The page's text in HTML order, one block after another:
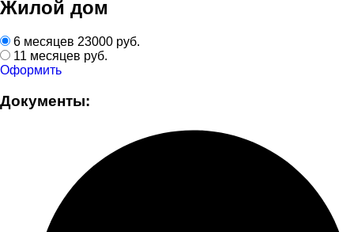
Жилой дом
6 месяцев 23000 руб.
11 месяцев руб.
Оформить
Документы: